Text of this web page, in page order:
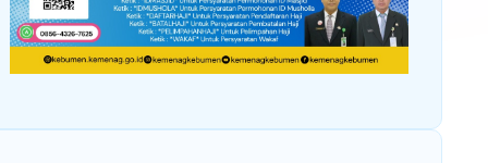
Besar, Go-Tren Tahap III Perkuat Karakter
dan Nasionalisme
Layanan Perkawinan dan Keluarga Sakinah